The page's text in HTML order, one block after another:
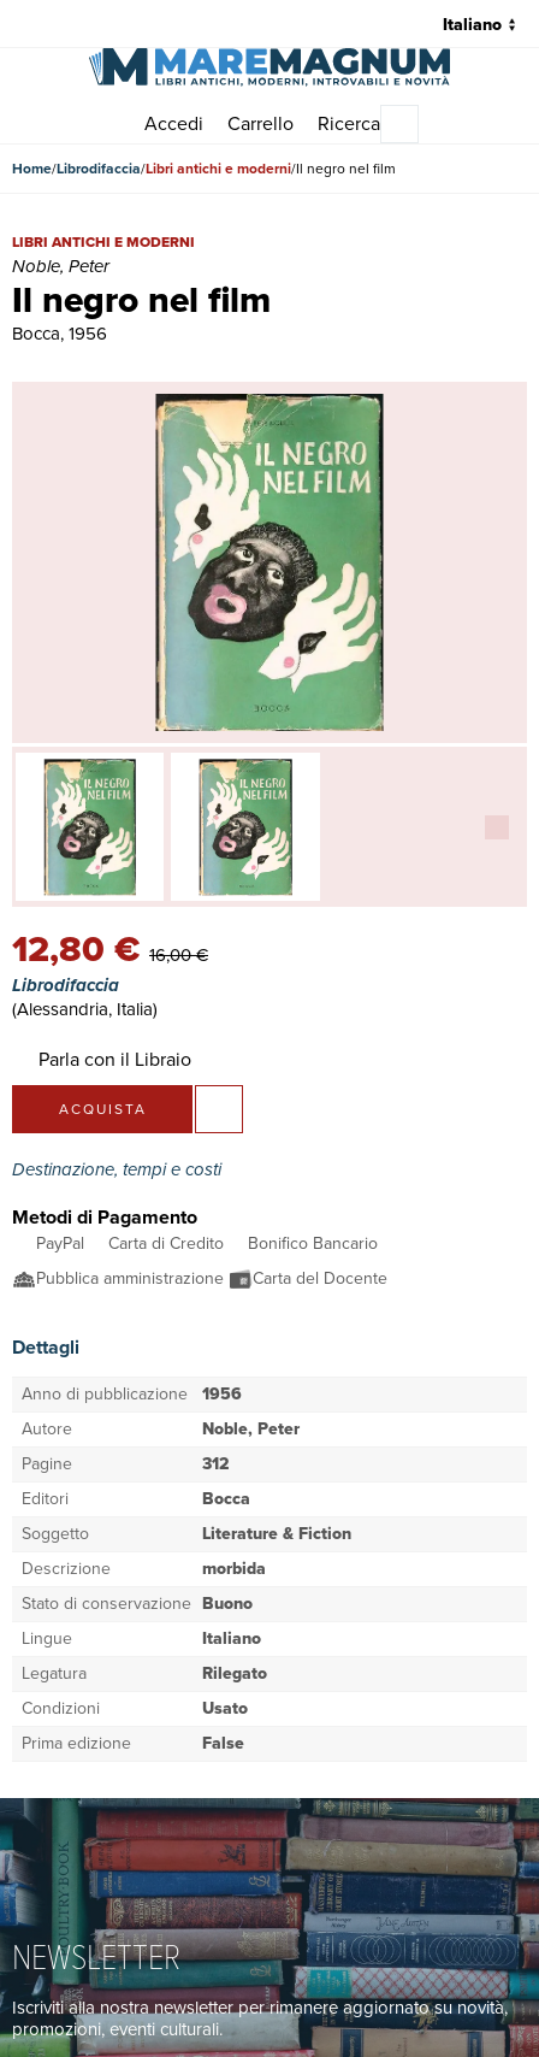
Accedi Carrello Ricerca
Home Librodifaccia Libri antichi e moderni Il negro nel film
Il negro nel film
Il negro nel film | Libri antichi e moderni | Noble, Peter
LIBRI ANTICHI E MODERNI
Noble, Peter
Bocca, 1956
12,80 € 16,00 €
Librodifaccia
(Alessandria, Italia)
Parla con il Libraio
ACQUISTA
Destinazione, tempi e costi
Metodi di Pagamento
PayPal Carta di Credito
Bonifico Bancario
Pubblica amministrazione
Carta del Docente
Dettagli
Anno di pubblicazione 1956
Autore
Noble, Peter
Pagine
312
Editori
Bocca
Soggetto
Literature & Fiction
Descrizione
morbida
Stato di conservazione Buono
Lingue
Italiano
Legatura
Rilegato
Condizioni
Usato
Prima edizione
False
NEWSLETTER
Iscriviti alla nostra newsletter per rimanere aggiornato su novità,
promozioni, eventi culturali.